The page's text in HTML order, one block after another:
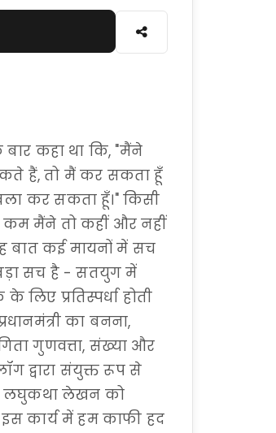
कहा था कि, "मैंने
हैं, तो मैं कर सकता हूँ
कर सकता हूँ।" किसी
कम मैंने तो कहीं और नहीं
बात कई मायनों में सच
सच है - सतयुग में
प्रतिस्पर्धा होती
का बनना,
गुणवत्ता, संख्या और
द्वारा संयुक्त रूप से
लघुकथा लेखन को
कार्य में हम काफी हद